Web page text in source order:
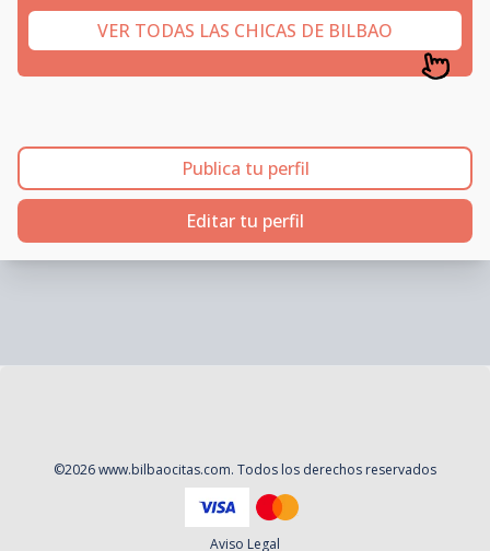
VER TODAS LAS CHICAS DE BILBAO
Publica tu perfil
Editar tu perfil
©2026www.bilbaocitas.com. Todos los derechos reservados
Aviso Legal